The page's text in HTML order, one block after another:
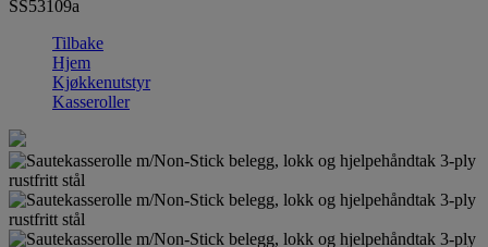
SS53109a
Tilbake
Hjem
Kjøkkenutstyr
Kasseroller